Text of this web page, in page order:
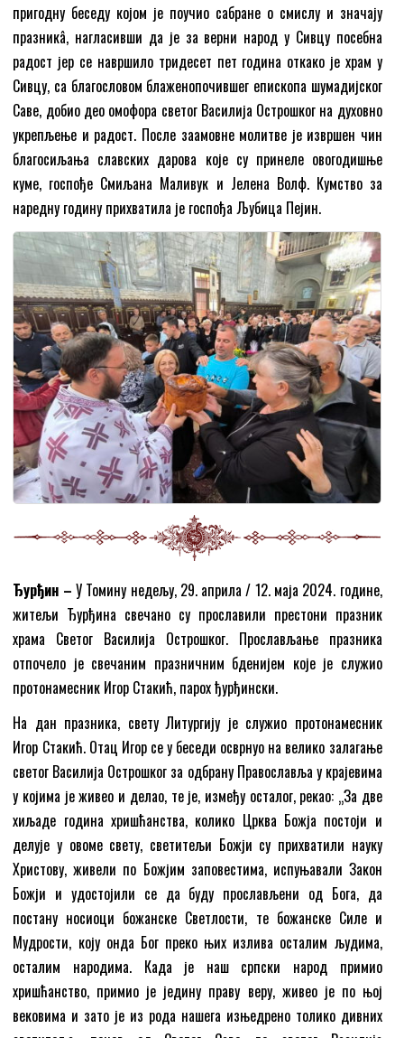
пригодну беседу којом је поучио сабране о смислу и значају
празникâ, нагласивши да је за верни народ у Сивцу посебна
радост јер се навршило тридесет пет година откако је храм у
Сивцу, са благословом блаженопочившег епископа шумадијског
Саве, добио део омофора светог Василија Острошког на духовно
укрепљење и радост. После заамовне молитве је извршен чин
благосиљања славских дарова које су принеле овогодишње
куме, госпође Смиљана Маливук и Јелена Волф. Кумство за
наредну годину прихватила је госпођа Љубица Пејин.
Ђурђин –У Томину недељу, 29. априла / 12. маја 2024. године,
житељи Ђурђина свечано су прославили престони празник
храма Светог Василија Острошког. Прослављање празника
отпочело је свечаним празничним бденијем које је служио
протонамесник Игор Стакић, парох ђурђински.
На дан празника, свету Литургију је служио протонамесник
Игор Стакић. Отац Игор се у беседи осврнуо на велико залагање
светог Василија Острошког за одбрану Православља у крајевима
у којима је живео и делао, те је, између осталог, рекао: „За две
хиљаде година хришћанства, колико Црква Божја постоји и
делује у овоме свету, светитељи Божји су прихватили науку
Христову, живели по Божјим заповестима, испуњавали Закон
Божји и удостојили се да буду прослављени од Бога, да
постану носиоци божанске Светлости, те божанске Силе и
Мудрости, коју онда Бог преко њих излива осталим људима,
осталим народима. Када је наш српски народ примио
хришћанство, примио је једину праву веру, живео је по њој
вековима и зато је из рода нашега изњедрено толико дивних